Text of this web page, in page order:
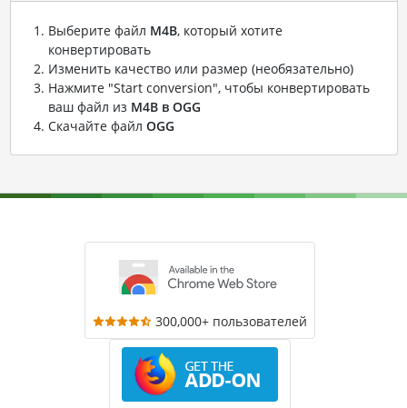
Выберите файл M4B, который хотите
конвертировать
Изменить качество или размер (необязательно)
Нажмите "Start conversion", чтобы конвертировать
ваш файл из M4B в OGG
Скачайте файл OGG
300,000+ пользователей